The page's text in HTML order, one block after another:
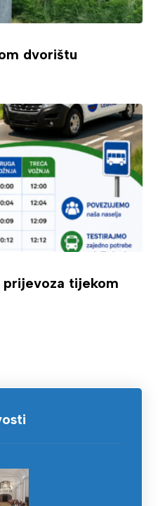
dvorištu
prijevoza tijekom